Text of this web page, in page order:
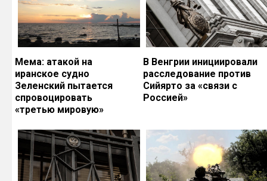
Мема: атакой на
иранское судно
Зеленский пытается
спровоцировать
«третью мировую»
В Венгрии инициировали
расследование против
Сийярто за «связи с
Россией»